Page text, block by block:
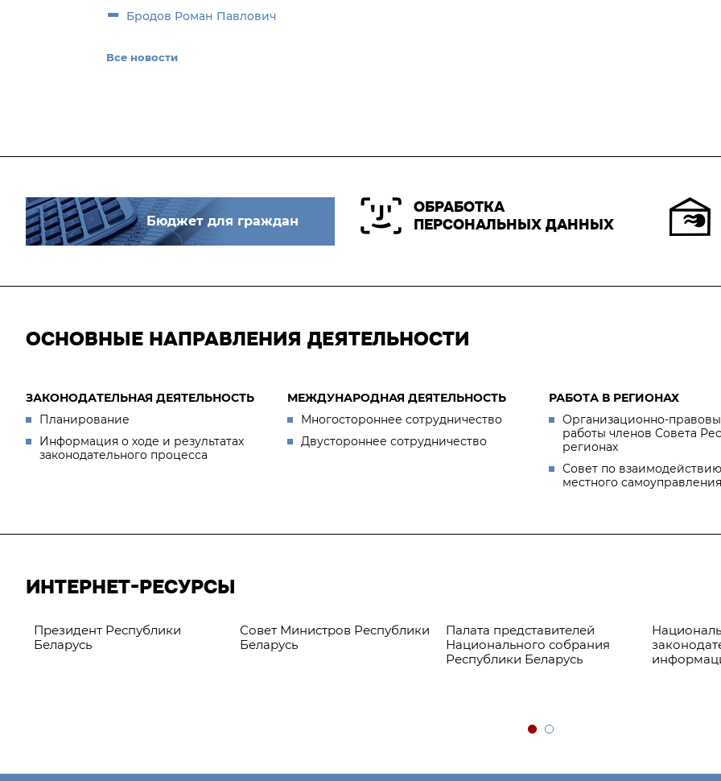
Бродов Роман Павлович
Все новости
Бюджет для граждан
ОБРАБОТКА
ПЕРСОНАЛЬНЫХ ДАННЫХ
ОСНОВНЫЕ НАПРАВЛЕНИЯ ДЕЯТЕЛЬНОСТИ
ЗАКОНОДАТЕЛЬНАЯ ДЕЯТЕЛЬНОСТЬ
Планирование
Информация о ходе и результатах
законодательного процесса
МЕЖДУНАРОДНАЯ ДЕЯТЕЛЬНОСТЬ
Многостороннее сотрудничество
Двустороннее сотрудничество
РАБОТА В РЕГИОНАХ
Организационно-
работы членов Совета
регионах
Совет по
местного самоуправления
ИНТЕРНЕТ-РЕСУРСЫ
Президент Республики
Беларусь
Совет Министров Республики
Беларусь
Палата представителей
Национального собрания
Республики Беларусь